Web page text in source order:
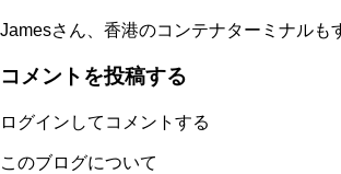
Jamesさん、香港のコンテナターミナルも
コメントを投稿する
ログインしてコメントする
このブログについて